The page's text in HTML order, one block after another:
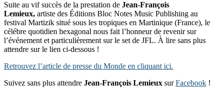
Suite au vif succès de la prestation de Jean-François
Lemieux, artiste des Éditions Bloc Notes Music Publishing au
festival Martizik situé sous les tropiques en Martinique (France), le
célébre quotidien hexagonal nous fait l’honneur de revenir sur
l’événement et particulièrement sur le set de JFL. À lire sans plus
attendre sur le lien ci-dessous !
Retrouvez l’article de presse du Monde en cliquant ici.
Suivez sans plus attendre Jean-François Lemieux surFacebook !